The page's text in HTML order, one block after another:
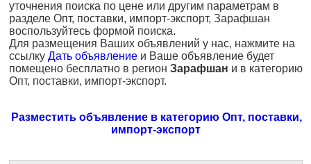
уточнения поиска по цене или другим параметрам в
разделе Опт, поставки, импорт-экспорт, Зарафшан
воспользуйтесь формой поиска.
Для размещения Ваших объявлений у нас, нажмите на
ссылку Дать объявление и Ваше объявление будет
помещено бесплатно в регион Зарафшан и в категорию
Опт, поставки, импорт-экспорт.
Разместить объявление в категорию Опт, поставки,
импорт-экспорт